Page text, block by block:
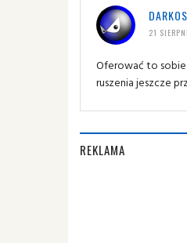
DARKOS
21
Oferować to sobie
ruszenia jeszcze
REKLAMA